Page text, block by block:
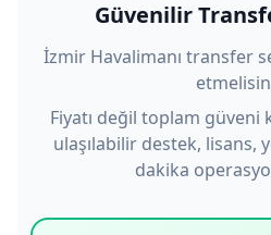
Güvenilir
İzmir Havalimanı transfer
Fiyatı değil toplam güveni
ulaşılabilir destek, lisans,
dakika